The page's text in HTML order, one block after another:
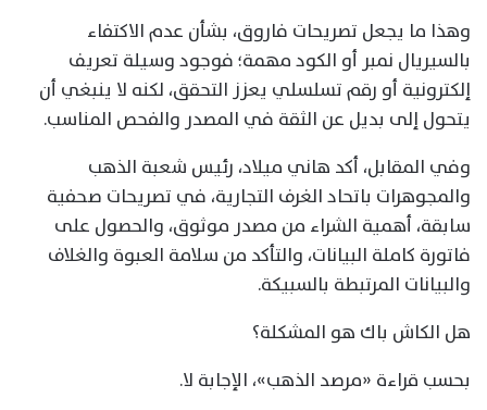
وهذا ما يجعل تصريحات فاروق، بشأن عدم الاكتفاء
بالسيريال نمبر أو الكود مهمة؛ فوجود وسيلة تعريف
إلكترونية أو رقم تسلسلي يعزز التحقق، لكنه لا ينبغي أن
يتحول إلى بديل عن الثقة في المصدر والفحص المناسب.
وفي المقابل، أكد هاني ميلاد، رئيس شعبة الذهب
والمجوهرات باتحاد الغرف التجارية، في تصريحات صحفية
سابقة، أهمية الشراء من مصدر موثوق، والحصول على
فاتورة كاملة البيانات، والتأكد من سلامة العبوة والغلاف
والبيانات المرتبطة بالسبيكة.
هل الكاش باك هو المشكلة؟
بحسب قراءة «مرصد الذهب»، الإجابة لا.